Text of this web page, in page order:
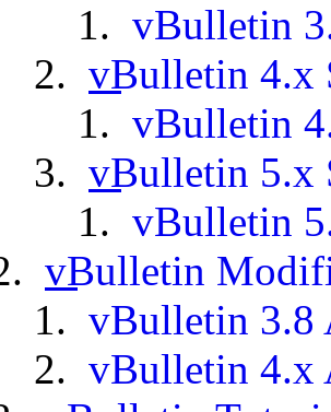
vBulletin
vBulletin 4.x
vBulletin
vBulletin 5.x
vBulletin
vBulletin
vBulletin 3.8
vBulletin 4.x